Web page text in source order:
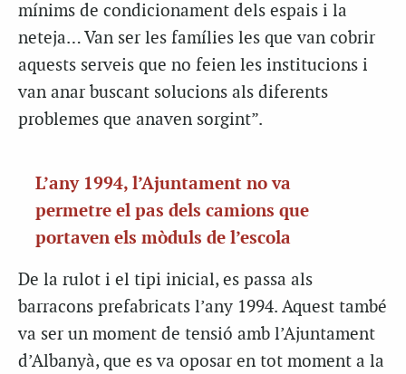
mínims de condicionament dels espais i la
neteja… Van ser les famílies les que van cobrir
aquests serveis que no feien les institucions i
van anar buscant solucions als diferents
problemes que anaven sorgint”.
L’any 1994, l’Ajuntament no va
permetre el pas dels camions que
portaven els mòduls de l’escola
De la rulot i el tipi inicial, es passa als
barracons prefabricats l’any 1994. Aquest també
va ser un moment de tensió amb l’Ajuntament
d’Albanyà, que es va oposar en tot moment a la